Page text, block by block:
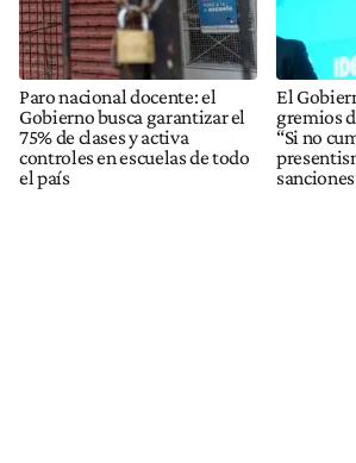
Paro nacional docente: el
Gobierno busca garantizar el
75% de clases y activa
controles en escuelas de todo
el país
El
gremios
“Si no